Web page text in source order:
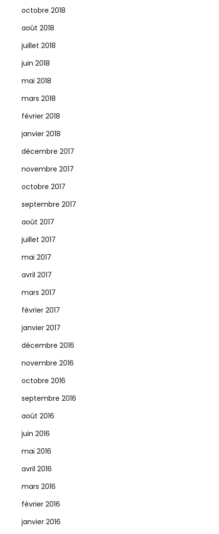
octobre 2018
août 2018
juillet 2018
juin 2018
mai 2018
mars 2018
février 2018
janvier 2018
décembre 2017
novembre 2017
octobre 2017
septembre 2017
août 2017
juillet 2017
mai 2017
avril 2017
mars 2017
février 2017
janvier 2017
décembre 2016
novembre 2016
octobre 2016
septembre 2016
août 2016
juin 2016
mai 2016
avril 2016
mars 2016
février 2016
janvier 2016